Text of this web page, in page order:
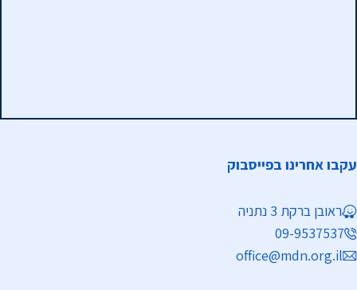
עקבו אחרינו בפייסבוק
ראובן ברקת 3 נתניה
09-9537537
office@mdn.org.il